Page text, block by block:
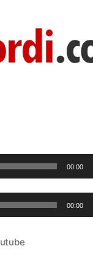
00:00
00:00